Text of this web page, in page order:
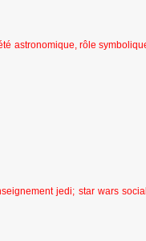
astronomique, rôle
jedi; star wars